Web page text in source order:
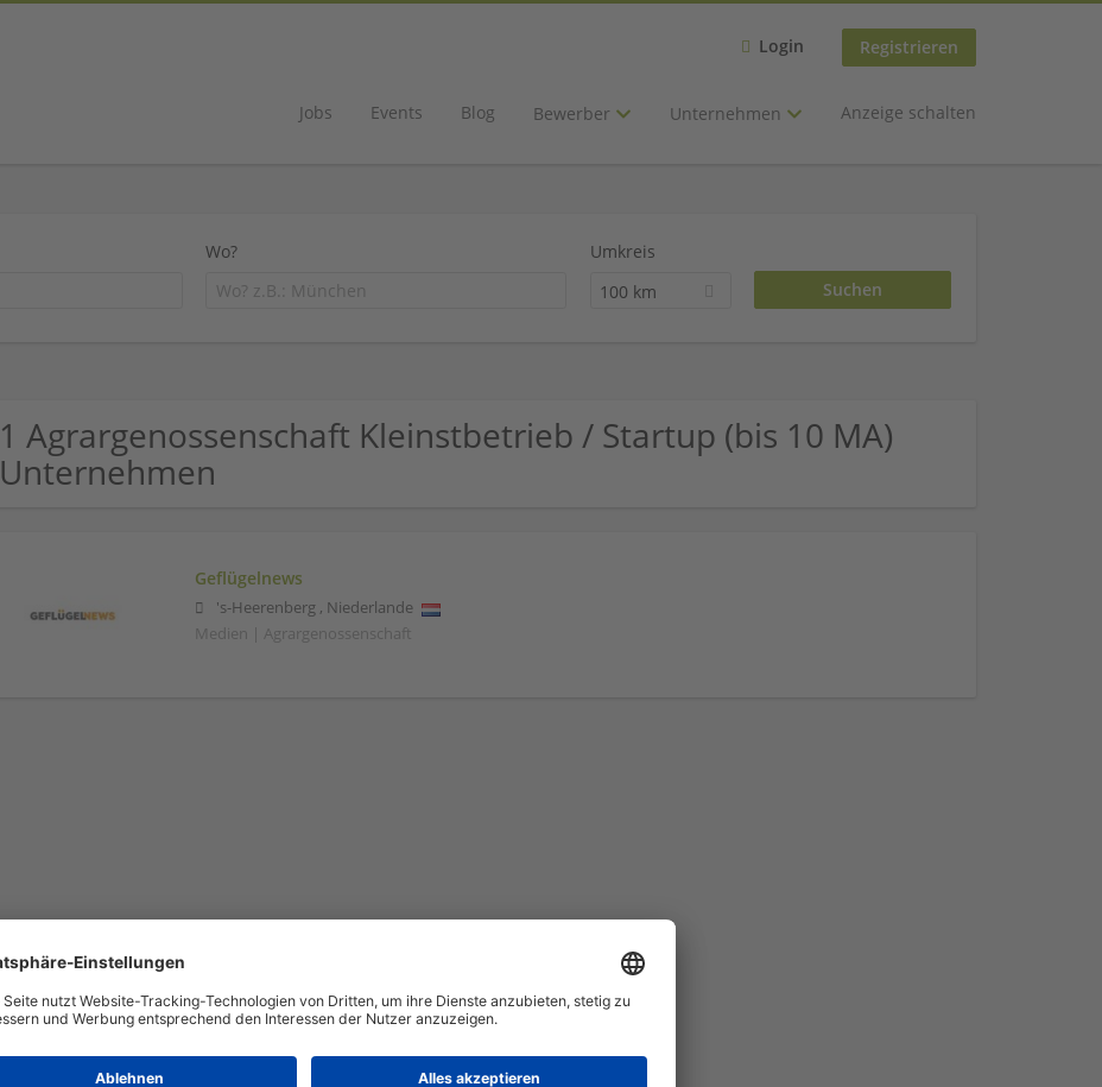
Login Registrieren
Jobs Events Blog Bewerber Unternehmen Anzeige schalten
Wo?
Umkreis
100 km
1 Agrargenossenschaft Kleinstbetrieb / Startup (bis 10 MA)
Unternehmen
Geflügelnews
's-Heerenberg, Niederlande
Medien | Agrargenossenschaft